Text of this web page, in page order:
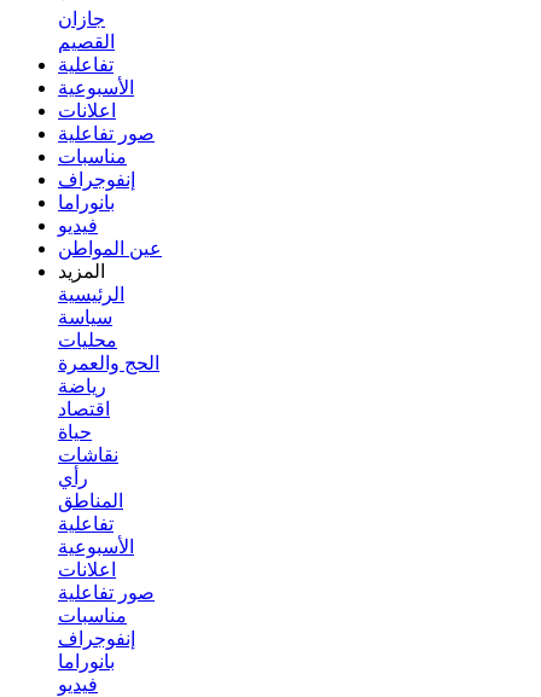
جازان
القصيم
تفاعلية
الأسبوعية
اعلانات
صور تفاعلية
مناسبات
إنفوجراف
بانوراما
فيديو
عين المواطن
المزيد
الرئيسية
سياسة
محليات
الحج والعمرة
رياضة
اقتصاد
حياة
نقاشات
رأي
المناطق
تفاعلية
الأسبوعية
اعلانات
صور تفاعلية
مناسبات
إنفوجراف
بانوراما
فيديو